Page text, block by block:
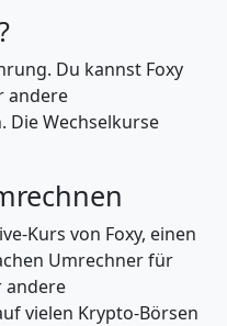
Du kannst Foxy
andere
Wechselkurse
Kurs von Foxy, einen
Umrechner für
andere
vielen Krypto-Börsen